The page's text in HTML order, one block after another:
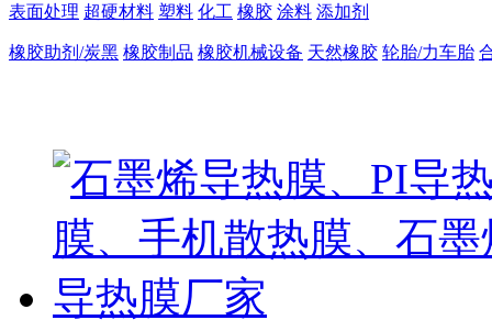
表面处理 超硬材料 塑料 化工 橡胶 涂料 添加剂
橡胶助剂/炭黑 橡胶制品 橡胶机械设备 天然橡胶 轮胎/力车胎